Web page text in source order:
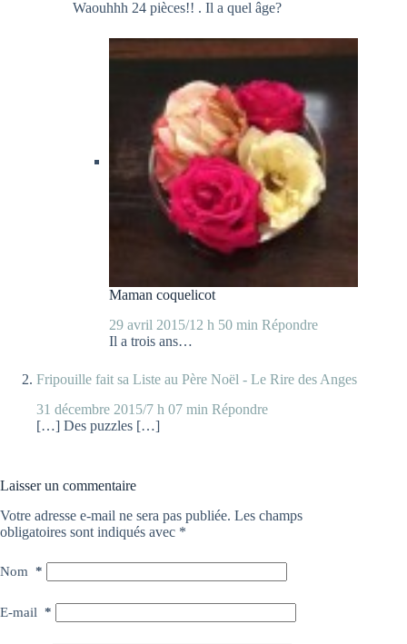
Waouhhh 24 pièces!! . Il a quel âge?
Maman coquelicot
29 avril 2015/12 h 50 min Répondre
Il a trois ans…
Fripouille fait sa Liste au Père Noël - Le Rire des Anges
31 décembre 2015/7 h 07 min Répondre
[…] Des puzzles […]
Laisser un commentaire
Votre adresse e-mail ne sera pas publiée. Les champs
obligatoires sont indiqués avec *
Nom *
E-mail *